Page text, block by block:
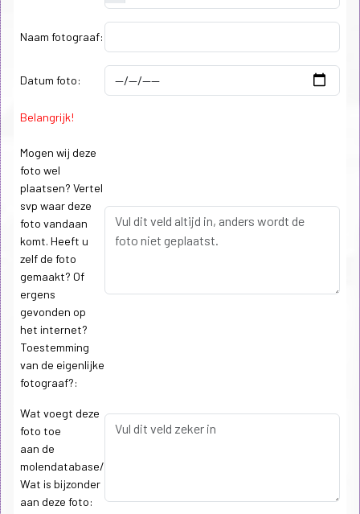
Naam fotograaf:
Datum foto:
Belangrijk!
Mogen wij deze
foto wel
plaatsen? Vertel
svp waar deze
foto vandaan
komt. Heeft u
zelf de foto
gemaakt? Of
ergens
gevonden op
het internet?
Toestemming
van de eigenlijke
fotograaf?:
Wat voegt deze
foto toe
aan de
molendatabase/
Wat is bijzonder
aan deze foto: